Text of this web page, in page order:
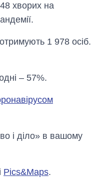
хворих на
1 978 осіб.
– 57%.
і діло» в вашому
Pics&Maps.